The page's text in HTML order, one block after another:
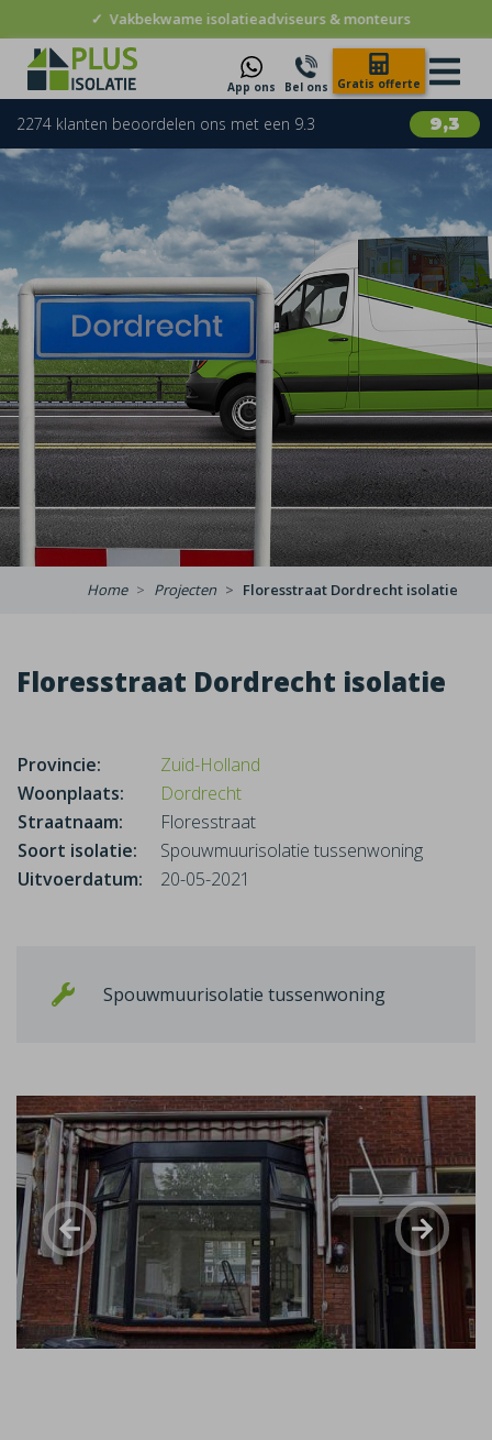
✓ Vakbekwame isolatieadviseurs & monteurs
App ons Bel ons Gratis offerte
9,3
2274 klanten beoordelen ons met een 9.3
Home Projecten Floresstraat Dordrecht isolatie
Floresstraat Dordrecht isolatie
Provincie:
Zuid-Holland
Woonplaats:
Dordrecht
Straatnaam:
Floresstraat
Soort isolatie:
Spouwmuurisolatie tussenwoning
Uitvoerdatum:
20-05-2021
Spouwmuurisolatie tussenwoning